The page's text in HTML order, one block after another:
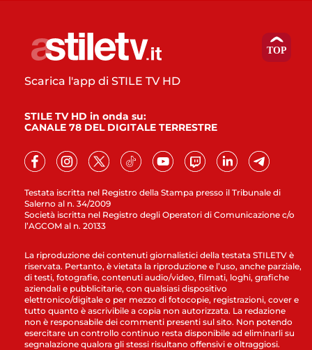
Testata iscritta nel Registro della Stampa presso il Tribunale di
Salerno al n. 34/2009
Società iscritta nel Registro degli Operatori di Comunicazione c/o
l’AGCOM al n. 20133
Scarica l'app di STILE TV HD
STILE TV HD in onda su:
CANALE 78 DEL DIGITALE TERRESTRE
La riproduzione dei contenuti giornalistici della testata STILETV è
riservata. Pertanto, è vietata la riproduzione e l’uso, anche parziale,
di testi, fotografie, contenuti audio/video, filmati, loghi, grafiche
aziendali e pubblicitarie, con qualsiasi dispositivo
elettronico/digitale o per mezzo di fotocopie, registrazioni, cover e
tutto quanto è ascrivibile a copia non autorizzata. La redazione
non è responsabile dei commenti presenti sul sito. Non potendo
esercitare un controllo continuo resta disponibile ad eliminarli su
segnalazione qualora gli stessi risultano offensivi e oltraggiosi.